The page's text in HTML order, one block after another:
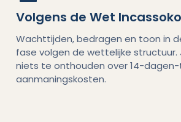
Volgens de Wet
Wachttijden, bedragen en toon in
fase volgen de wettelijke
niets te onthouden over 14-
aanmaningskosten.